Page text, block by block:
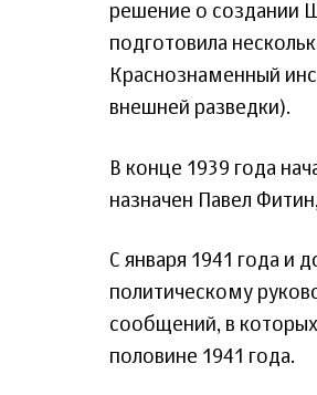
решение о создании
подготовила
Краснознаменный
внешней разведки).
В конце 1939 года
назначен Павел
С января 1941 года и
политическому
сообщений, в
половине 1941 года.